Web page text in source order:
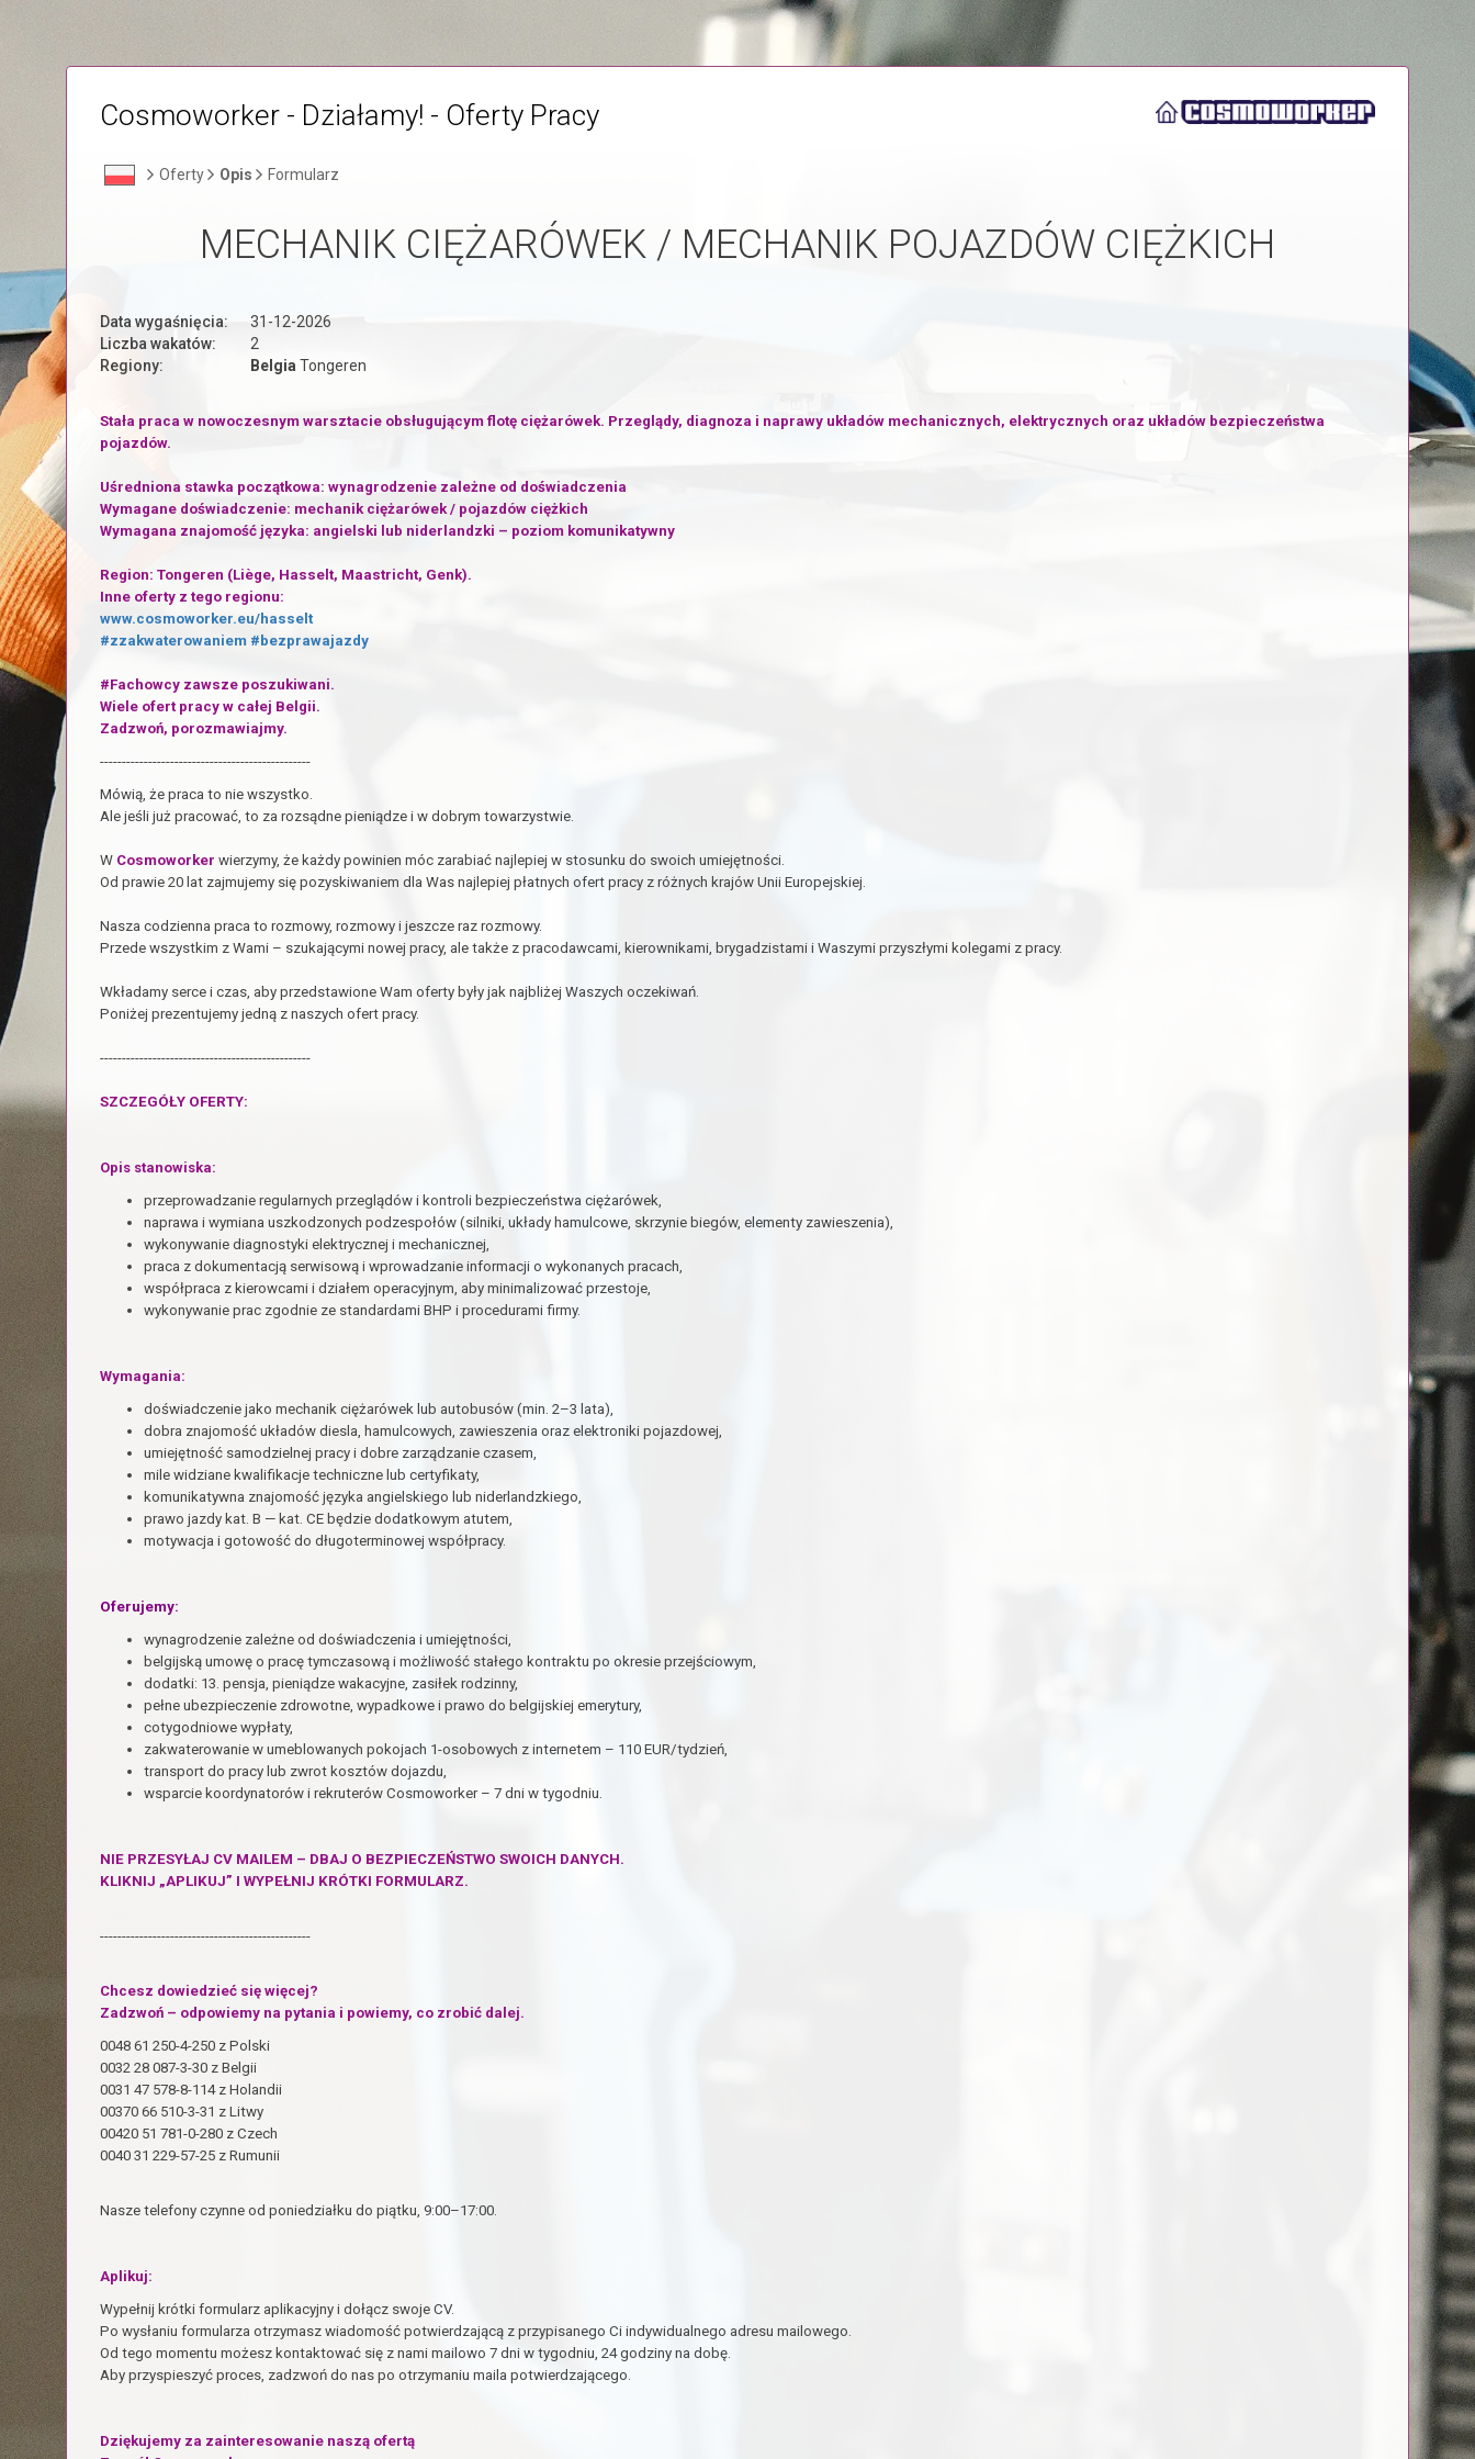
Cosmoworker - Działamy! - Oferty Pracy
Oferty Opis Formularz
MECHANIK CIĘŻARÓWEK / MECHANIK POJAZDÓW CIĘŻKICH
Data wygaśnięcia:
31-12-2026
Liczba wakatów:
2
Regiony:
Belgia Tongeren
Stała praca w nowoczesnym warsztacie obsługującym flotę ciężarówek. Przeglądy, diagnoza i naprawy układów mechanicznych, elektrycznych oraz układów bezpieczeństwa
pojazdów.
Uśredniona stawka początkowa: wynagrodzenie zależne od doświadczenia
Wymagane doświadczenie: mechanik ciężarówek / pojazdów ciężkich
Wymagana znajomość języka: angielski lub niderlandzki – poziom komunikatywny
Region: Tongeren (Liège, Hasselt, Maastricht, Genk).
Inne oferty z tego regionu:
www.cosmoworker.eu/hasselt
#zzakwaterowaniem #bezprawajazdy
#Fachowcy zawsze poszukiwani.
Wiele ofert pracy w całej Belgii.
Zadzwoń, porozmawiajmy.
------------------------------------------------
Mówią, że praca to nie wszystko.
Ale jeśli już pracować, to za rozsądne pieniądze i w dobrym towarzystwie.
W Cosmoworker wierzymy, że każdy powinien móc zarabiać najlepiej w stosunku do swoich umiejętności.
Od prawie 20 lat zajmujemy się pozyskiwaniem dla Was najlepiej płatnych ofert pracy z różnych krajów Unii Europejskiej.
Nasza codzienna praca to rozmowy, rozmowy i jeszcze raz rozmowy.
Przede wszystkim z Wami – szukającymi nowej pracy, ale także z pracodawcami, kierownikami, brygadzistami i Waszymi przyszłymi kolegami z pracy.
Wkładamy serce i czas, aby przedstawione Wam oferty były jak najbliżej Waszych oczekiwań.
Poniżej prezentujemy jedną z naszych ofert pracy.
------------------------------------------------
SZCZEGÓŁY OFERTY:
Opis stanowiska:
przeprowadzanie regularnych przeglądów i kontroli bezpieczeństwa ciężarówek,
naprawa i wymiana uszkodzonych podzespołów (silniki, układy hamulcowe, skrzynie biegów, elementy zawieszenia),
wykonywanie diagnostyki elektrycznej i mechanicznej,
praca z dokumentacją serwisową i wprowadzanie informacji o wykonanych pracach,
współpraca z kierowcami i działem operacyjnym, aby minimalizować przestoje,
wykonywanie prac zgodnie ze standardami BHP i procedurami firmy.
Wymagania:
doświadczenie jako mechanik ciężarówek lub autobusów (min. 2–3 lata),
dobra znajomość układów diesla, hamulcowych, zawieszenia oraz elektroniki pojazdowej,
umiejętność samodzielnej pracy i dobre zarządzanie czasem,
mile widziane kwalifikacje techniczne lub certyfikaty,
komunikatywna znajomość języka angielskiego lub niderlandzkiego,
prawo jazdy kat. B — kat. CE będzie dodatkowym atutem,
motywacja i gotowość do długoterminowej współpracy.
Oferujemy:
wynagrodzenie zależne od doświadczenia i umiejętności,
belgijską umowę o pracę tymczasową i możliwość stałego kontraktu po okresie przejściowym,
dodatki: 13. pensja, pieniądze wakacyjne, zasiłek rodzinny,
pełne ubezpieczenie zdrowotne, wypadkowe i prawo do belgijskiej emerytury,
cotygodniowe wypłaty,
zakwaterowanie w umeblowanych pokojach 1-osobowych z internetem – 110 EUR/tydzień,
transport do pracy lub zwrot kosztów dojazdu,
wsparcie koordynatorów i rekruterów Cosmoworker – 7 dni w tygodniu.
NIE PRZESYŁAJ CV MAILEM – DBAJ O BEZPIECZEŃSTWO SWOICH DANYCH.
KLIKNIJ „APLIKUJ” I WYPEŁNIJ KRÓTKI FORMULARZ.
------------------------------------------------
Chcesz dowiedzieć się więcej?
Zadzwoń – odpowiemy na pytania i powiemy, co zrobić dalej.
0048 61 250-4-250 z Polski
0032 28 087-3-30 z Belgii
0031 47 578-8-114 z Holandii
00370 66 510-3-31 z Litwy
00420 51 781-0-280 z Czech
0040 31 229-57-25 z Rumunii
Nasze telefony czynne od poniedziałku do piątku, 9:00–17:00.
Aplikuj:
Wypełnij krótki formularz aplikacyjny i dołącz swoje CV.
Po wysłaniu formularza otrzymasz wiadomość potwierdzającą z przypisanego Ci indywidualnego adresu mailowego.
Od tego momentu możesz kontaktować się z nami mailowo 7 dni w tygodniu, 24 godziny na dobę.
Aby przyspieszyć proces, zadzwoń do nas po otrzymaniu maila potwierdzającego.
Dziękujemy za zainteresowanie naszą ofertą